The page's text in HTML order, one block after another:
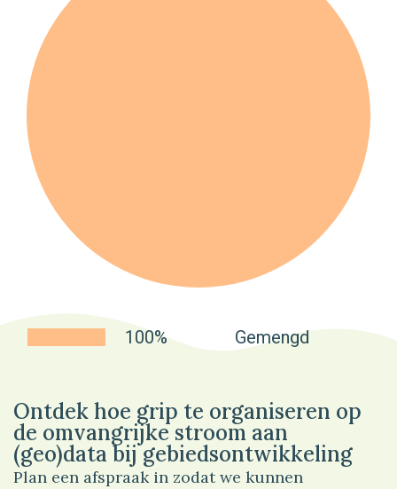
100% Gemengd
Ontdek hoe grip te organiseren op
de omvangrijke stroom aan
(geo)data bij gebiedsontwikkeling
Plan een afspraak in zodat we kunnen